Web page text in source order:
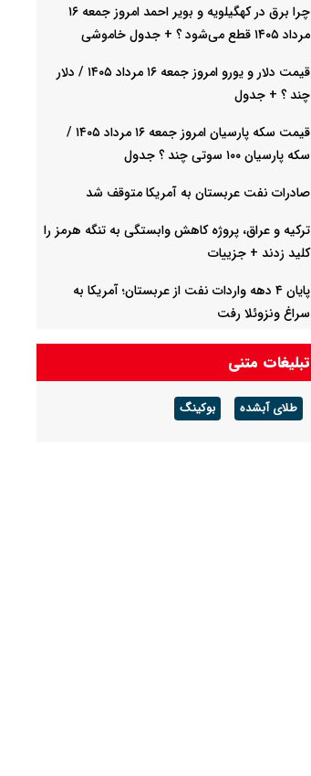
چرا برق در کهگیلویه و بویر احمد امروز جمعه ۱۶
مرداد ۱۴۰۵ قطع می‌شود ؟ + جدول خاموشی
قیمت دلار و یورو امروز جمعه ۱۶ مرداد ۱۴۰۵ / دلار
چند ؟ + جدول
قیمت سکه پارسیان امروز جمعه ۱۶ مرداد ۱۴۰۵ /
سکه پارسیان ۱۰۰ سوتی چند ؟ جدول
صادرات نفت عربستان به آمریکا متوقف شد
ترکیه و عراق، پروژه کاهش وابستگی به تنگه هرمز را
کلید زدند + جزییات
پایان ۴ دهه واردات نفت از عربستان؛ آمریکا به
سراغ ونزوئلا رفت
لیست قیمت خرید مسکن در نازی‌آباد/ خرید
آپارتمان ۲ خوابه در این منطقه چقدر سرمایه نیاز
دارد؟ + جدول مردادماه ۱۴۰۵
تبلیغات متنی
طلای آبشده بوکینگ